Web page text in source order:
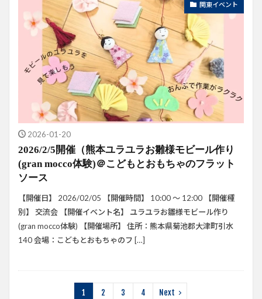
関東イベント
2026-01-20
2026/2/5開催（熊本ユラユラお雛様モビール作り
(gran mocco体験)＠こどもとおもちゃのフラット
ソース
【開催日】 2026/02/05 【開催時間】 10:00 ～ 12:00 【開催種
別】 交流会 【開催イベント名】 ユラユラお雛様モビール作り
(gran mocco体験) 【開催場所】 住所：熊本県菊池郡大津町引水
140 会場：こどもとおもちゃのフ […]
1 2 3 4 Next